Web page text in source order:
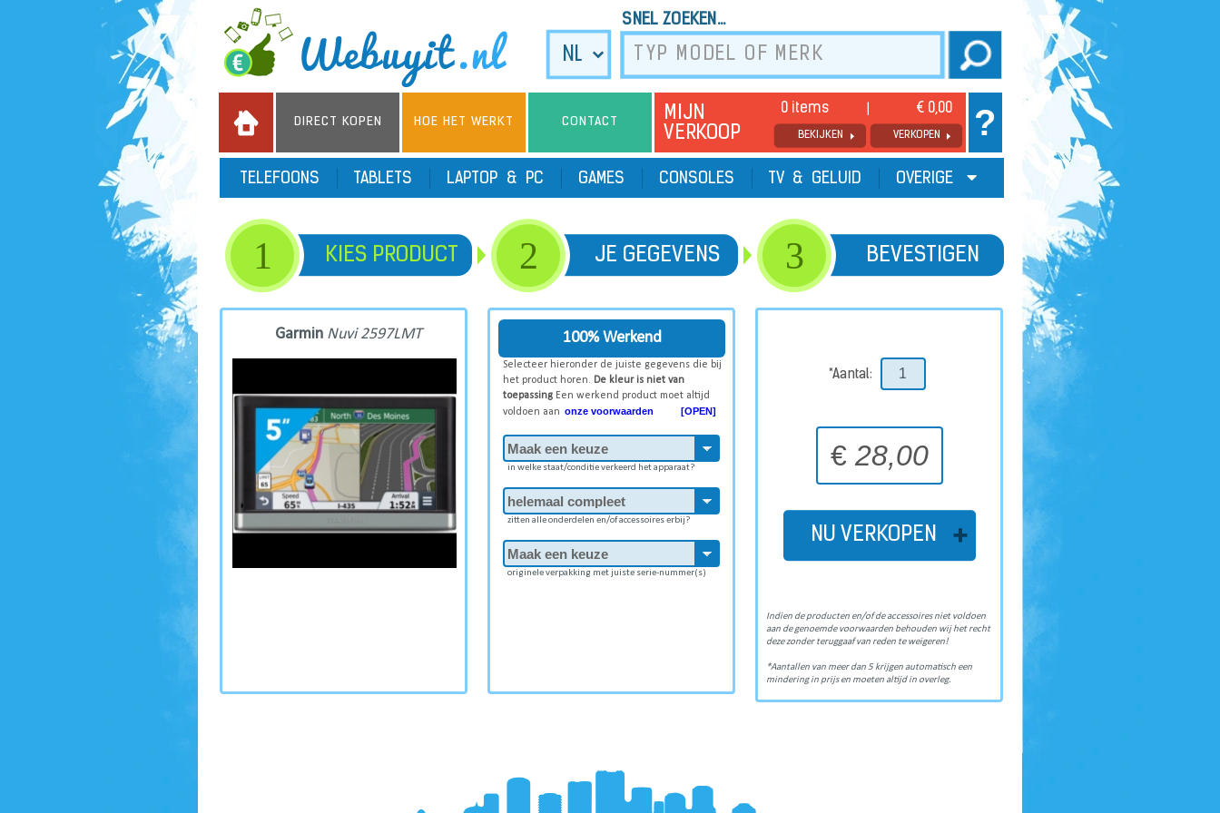
SNEL ZOEKEN...
DIRECT KOPEN HOE HET WERKT CONTACT
MIJN
VERKOOP
0 items € 0,00
BEKIJKEN VERKOPEN ?
TELEFOONS TABLETS LAPTOP & PC GAMES CONSOLES TV & GELUID OVERIGE
1 KIES PRODUCT 2 JE GEGEVENS 3 BEVESTIGEN
Garmin Nuvi 2597LMT 100% Werkend
Selecteer hieronder de juiste gegevens die bij
het product horen. De kleur is niet van
toepassing Een werkend product moet altijd
voldoen aan onze voorwaarden [OPEN]
in welke staat/conditie verkeerd het apparaat?
zitten alle onderdelen en/of accessoires erbij?
originele verpakking met juiste serie-nummer(s)
*Aantal:
€ 28,00
NU VERKOPEN
Indien de producten en/of de accessoires niet voldoen
aan de genoemde voorwaarden behouden wij het recht
deze zonder teruggaaf van reden te weigeren!
*Aantallen van meer dan 5 krijgen automatisch een
mindering in prijs en moeten altijd in overleg.